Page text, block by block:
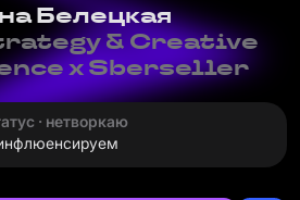
Белецкая
& Creative
x Sberseller
· нетворкаю